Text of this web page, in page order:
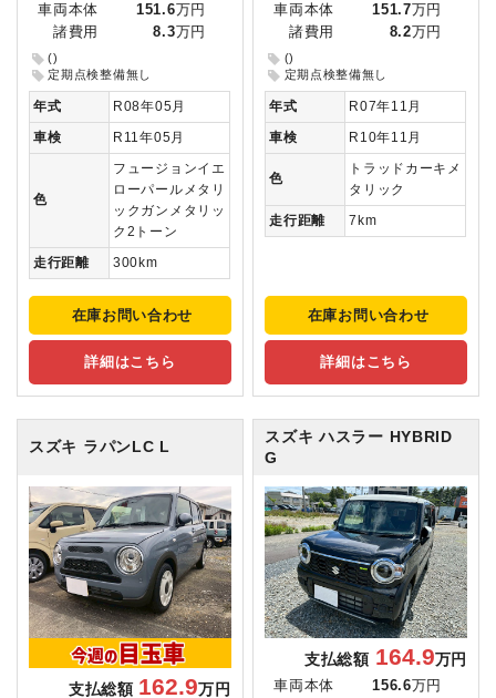
車両本体 151.6万円
諸費用
8.3万円
()
定期点検整備無し
年式
R08年05月
車検
R11年05月
色
フュージョンイエ
ローパールメタリ
ックガンメタリッ
ク2トーン
走行距離
300km
在庫お問い合わせ
詳細はこちら
車両本体 151.7万円
諸費用
8.2万円
()
定期点検整備無し
年式
R07年11月
車検
R10年11月
色
トラッドカーキメ
タリック
走行距離
7km
在庫お問い合わせ
詳細はこちら
スズキ ラパンLC L
支払総額 162.9万円
スズキ ハスラー HYBRID
G
支払総額 164.9万円
車両本体 156.6 万円